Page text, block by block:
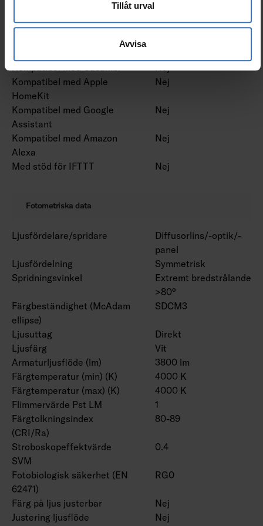
Tillåt urval
Avvisa
Med ljussensor
Ja
Kompatibel med Casambi
Nej
Kompatibel med Apple
HomeKit
Nej
Kompatibel med Google
Assistant
Nej
Kompatibel med Amazon
Alexa
Nej
Med stöd för IFTTT Nej
Fotometriska data
Ljusfördelare/spridare
Diffusorlins/-optik/-
panel
Ljusfördelning
Symmetrisk
Spridningsvinkel
Extremt bredstrålande
>80°
Färgbeständighet (McAdam
ellipse)
SDCM3
Ljusuttag
Direkt
Ljusfärg
Vit
Armaturljusflöde (lm)
3800 lm
Färgtemperatur (min) (K)
4000 K
Färgtemperatur (max) (K)
4000 K
Flimmervärde Pst LM
1
Färgtolkningsindex
(CRI/Ra)
80-89
Stroboskopeffektvärde
SVM
0.4
Fotobiologisk säkerhet (EN
62471)
RG0
Färg på ljus justerbar
Nej
Justering ljusflöde
Nej